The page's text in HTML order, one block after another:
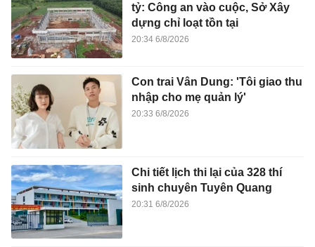
tỷ: Công an vào cuộc, Sở Xây
dựng chỉ loạt tồn tại
20:34 6/8/2026
Con trai Vân Dung: 'Tôi giao thu
nhập cho mẹ quản lý'
20:33 6/8/2026
Chi tiết lịch thi lại của 328 thí
sinh chuyên Tuyên Quang
20:31 6/8/2026